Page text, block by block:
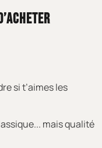
si t’aimes les
mais qualité